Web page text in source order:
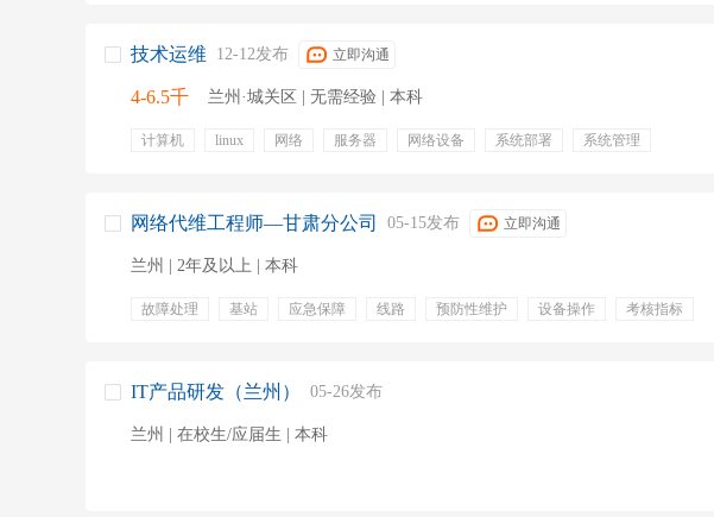
技术运维 12-12发布 立即沟通
4-6.5千 兰州·城关区 | 无需经验 | 本科
计算机 linux 网络 服务器 网络设备 系统部署
系统管理
节日福利
补充公积金 弹性工作 交通补贴
网络代维工程师—甘肃分公司 05-15发布 立即沟通
兰州 | 2年及以上 | 本科
故障处理 基站 应急保障 线路 预防性维护 设备操作
考核指标
IT产品研发（兰州） 05-26发布
兰州 | 在校生/应届生 | 本科